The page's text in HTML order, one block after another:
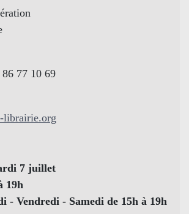
86 77 10 69
librairie.org
7 juillet
19h
- Vendredi - Samedi de 15h à 19h